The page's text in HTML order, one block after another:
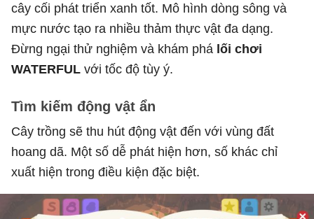
cây cối phát triển xanh tốt. Mô hình dòng sông và
mực nước tạo ra nhiều thảm thực vật đa dạng.
Đừng ngại thử nghiệm và khám phá lối chơi
WATERFUL với tốc độ tùy ý.
Tìm kiếm động vật ẩn
Cây trồng sẽ thu hút động vật đến với vùng đất
hoang dã. Một số dễ phát hiện hơn, số khác chỉ
xuất hiện trong điều kiện đặc biệt.